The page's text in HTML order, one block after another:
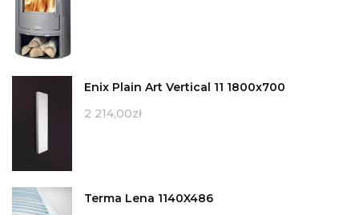
Enix Plain Art Vertical 11 1800x700
2 214,00zł
Terma Lena 1140X486